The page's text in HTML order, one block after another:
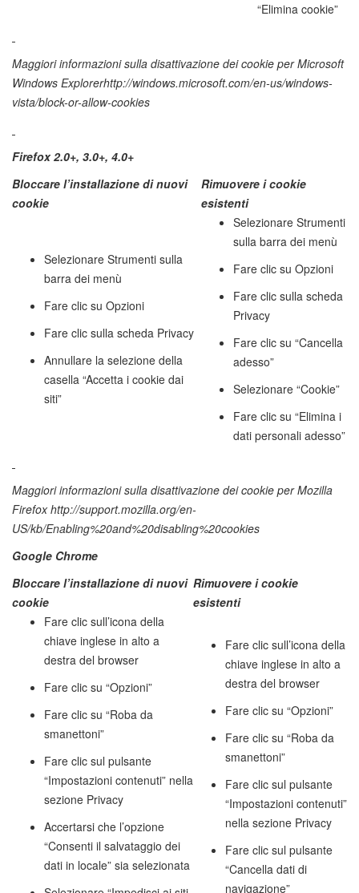
“Elimina cookie”
Maggiori informazioni sulla disattivazione dei cookie perMicrosoft
Windows Explorerhttp://windows.microsoft.com/en-us/windows-
vista/block-or-allow-cookies
Firefox 2.0+, 3.0+, 4.0+
Bloccare l’installazione di nuovi
cookie
Rimuovere i cookie
esistenti
Selezionare Strumenti sulla
barra dei menù
Fare clic su Opzioni
Fare clic sulla scheda Privacy
Annullare la selezione della
casella “Accetta i cookie dai
siti”
Selezionare Strumenti
sulla barra dei menù
Fare clic su Opzioni
Fare clic sulla scheda
Privacy
Fare clic su “Cancella
adesso”
Selezionare “Cookie”
Fare clic su “Elimina i
dati personali adesso”
Maggiori informazioni sulla disattivazione dei cookie perMozilla
Firefoxhttp://support.mozilla.org/en-
US/kb/Enabling%20and%20disabling%20cookies
Google Chrome
Bloccare l’installazione di nuovi
cookie
Rimuovere i cookie
esistenti
Fare clic sull’icona della
chiave inglese in alto a
destra del browser
Fare clic su “Opzioni”
Fare clic su “Roba da
smanettoni”
Fare clic sul pulsante
“Impostazioni contenuti” nella
sezione Privacy
Accertarsi che l’opzione
“Consenti il salvataggio dei
dati in locale” sia selezionata
Fare clic sull’icona della
chiave inglese in alto a
destra del browser
Fare clic su “Opzioni”
Fare clic su “Roba da
smanettoni”
Fare clic sul pulsante
“Impostazioni contenuti”
nella sezione Privacy
Fare clic sul pulsante
“Cancella dati di
navigazione”